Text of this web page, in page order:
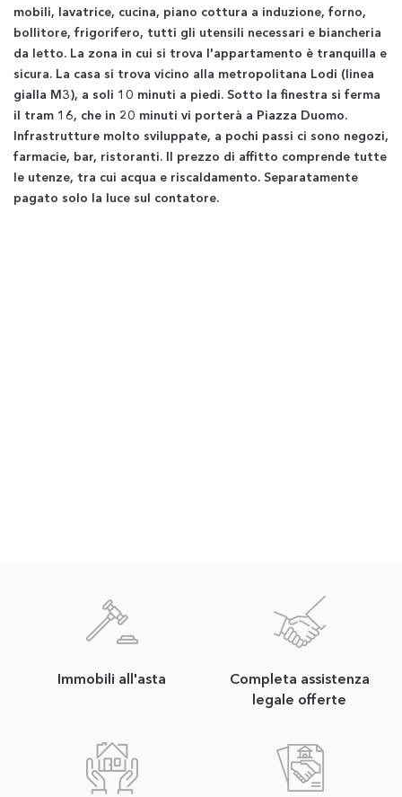
mobili, lavatrice, cucina, piano cottura a induzione, forno,
bollitore, frigorifero, tutti gli utensili necessari e biancheria
da letto. La zona in cui si trova l'appartamento è tranquilla e
sicura. La casa si trova vicino alla metropolitana Lodi (linea
gialla M3), a soli 10 minuti a piedi. Sotto la finestra si ferma
il tram 16, che in 20 minuti vi porterà a Piazza Duomo.
Infrastrutture molto sviluppate, a pochi passi ci sono negozi,
farmacie, bar, ristoranti. Il prezzo di affitto comprende tutte
le utenze, tra cui acqua e riscaldamento. Separatamente
pagato solo la luce sul contatore.
Immobili all'asta
Completa assistenza
legale offerte